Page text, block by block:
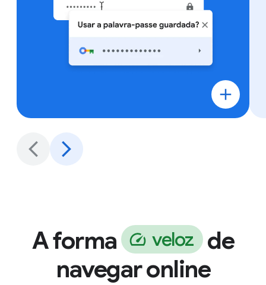
A forma veloz de
navegar online